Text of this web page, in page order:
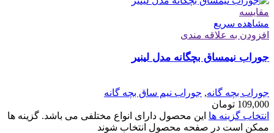
مقایسه
مشاهده سریع
افزودن به علاقه مندی
جوراب نیمساق بچگانه مدل لینیر
جوراب بچه گانه, جوراب نیم ساق بچه گانه
109,000 تومان
انتخاب گزینه ها این محصول دارای انواع مختلفی می باشد. گزینه ها
ممکن است در صفحه محصول انتخاب شوند